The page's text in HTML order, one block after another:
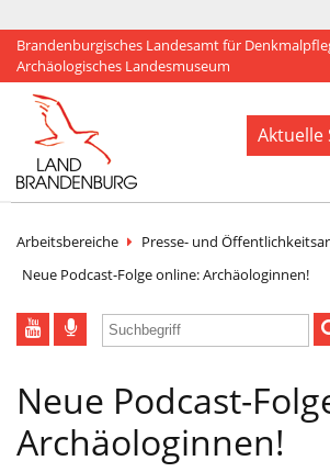
Brandenburgisches Landesamt für
Archäologisches Landesmuseum
Aktuelle
Aktuelles
BLDAM
Denkmale
Publikationen
Arbeitsbereiche Presse- und
Neue Podcast-Folge online: Archäologinnen!
Neue Podcast-
Archäologinnen!